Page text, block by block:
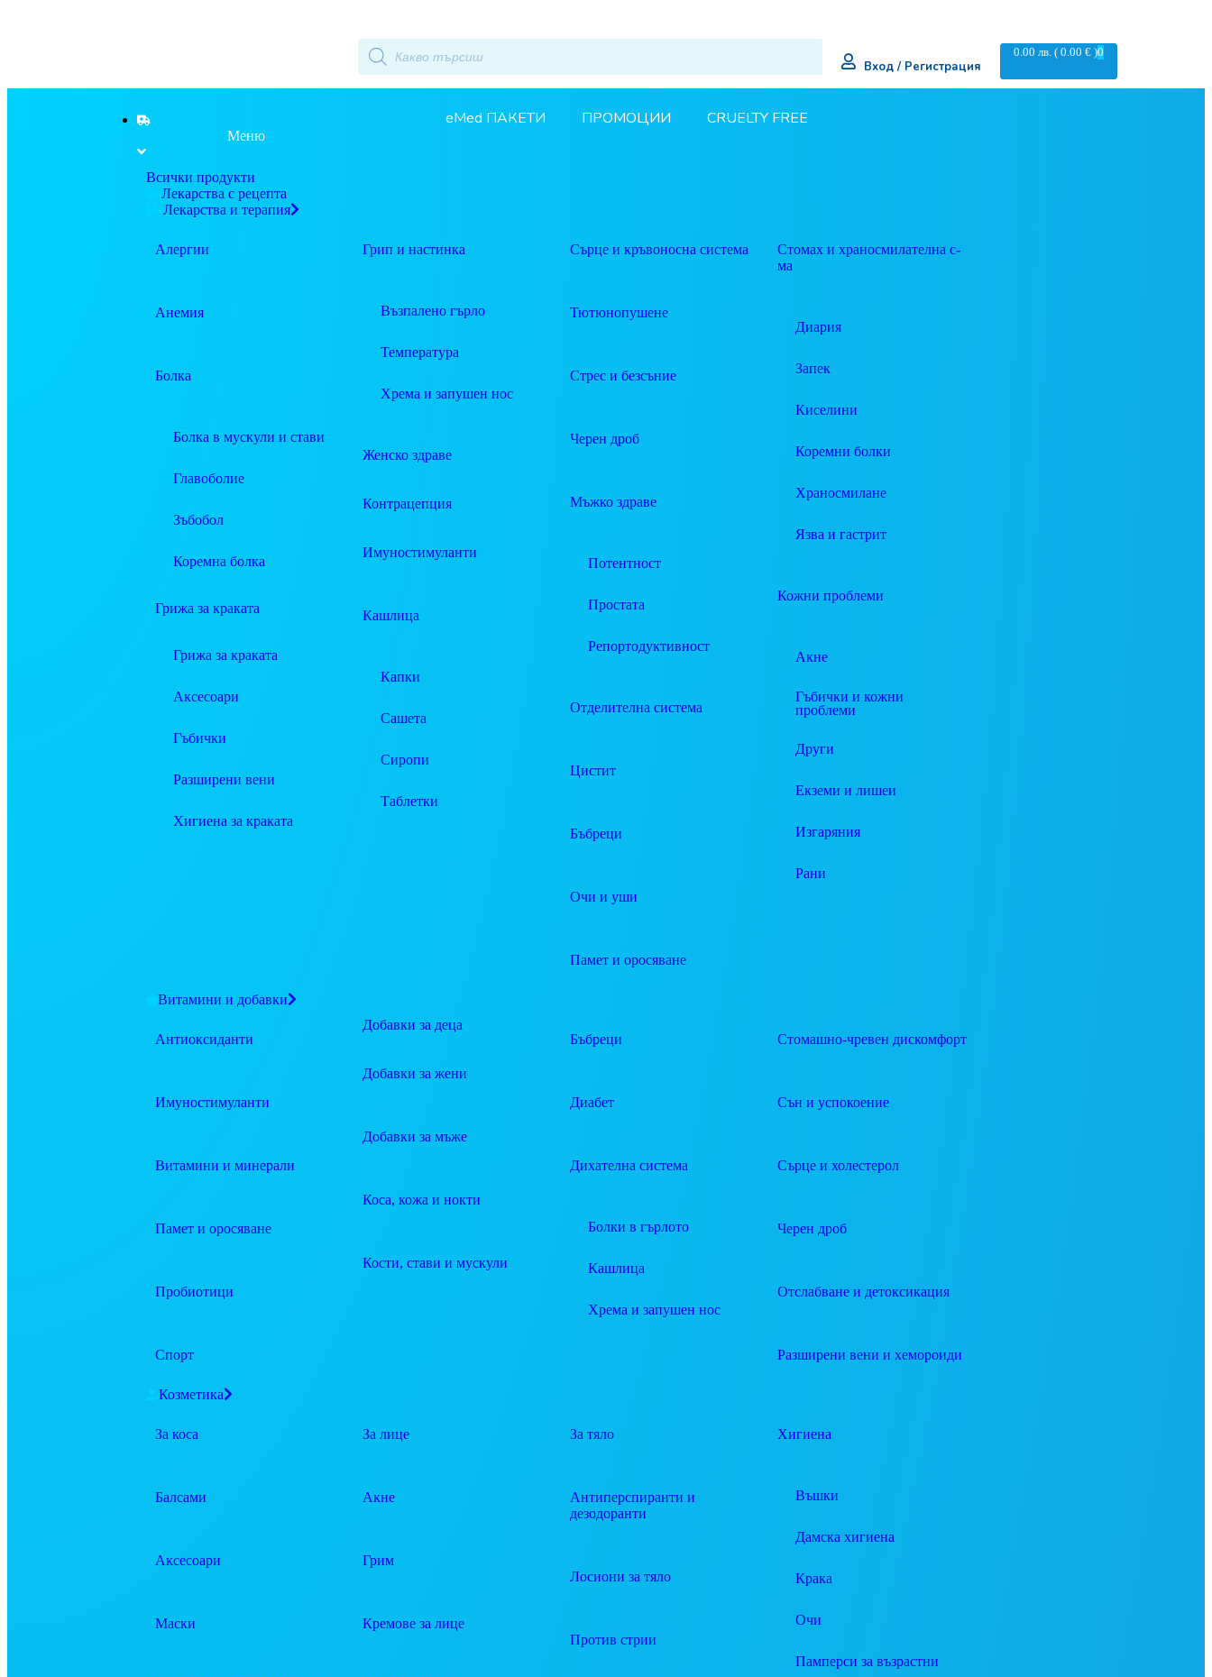
Вход / Регистрация
0
0.00 лв. ( 0.00 € )
Меню
Всички продукти
Лекарства с рецепта
Лекарства и терапия
Алергии
Анемия
Болка
Болка в мускули и стави
Главоболие
Зъбобол
Коремна болка
Грижа за краката
Грижа за краката
Аксесоари
Гъбички
Разширени вени
Хигиена за краката
Грип и настинка
Възпалено гърло
Температура
Хрема и запушен нос
Женско здраве
Контрацепция
Имуностимуланти
Кашлица
Капки
Сашета
Сиропи
Таблетки
Сърце и кръвоносна система
Тютюнопушене
Стрес и безсъние
Черен дроб
Мъжко здраве
Потентност
Простата
Репортодуктивност
Отделителна система
Цистит
Бъбреци
Очи и уши
Памет и оросяване
Стомах и храносмилателна с-
ма
Диария
Запек
Киселини
Коремни болки
Храносмилане
Язва и гастрит
Кожни проблеми
Акне
Гъбички и кожни
проблеми
Други
Екземи и лишеи
Изгаряния
Рани
Витамини и добавки
Антиоксиданти
Имуностимуланти
Витамини и минерали
Памет и оросяване
Пробиотици
Спорт
Добавки за деца
Добавки за жени
Добавки за мъже
Коса, кожа и нокти
Кости, стави и мускули
Бъбреци
Диабет
Дихателна система
Болки в гърлото
Кашлица
Хрема и запушен нос
Стомашно-чревен дискомфорт
Сън и успокоение
Сърце и холестерол
Черен дроб
Отслабване и детоксикация
Разширени вени и хемороиди
Козметика
За коса
Балсами
Аксесоари
Маски
За лице
Акне
Грим
Кремове за лице
За тяло
Антиперспиранти и
дезодоранти
Лосиони за тяло
Против стрии
Хигиена
Въшки
Дамска хигиена
Крака
Очи
Памперси за възрастни
eMed ПАКЕТИ ПРОМОЦИИ CRUELTY FREE